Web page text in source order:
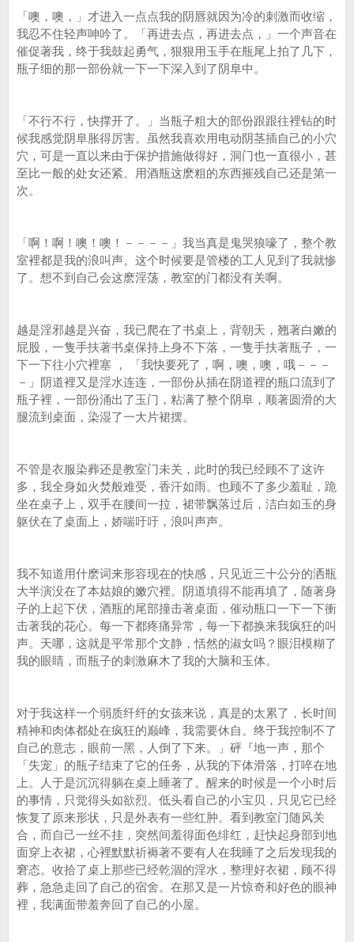
「噢，噢，」才进入一点点我的阴唇就因为冷的刺激而收缩，
我忍不住轻声呻吟了。「再进去点，再进去点，」一个声音在
催促著我，终于我鼓起勇气，狠狠用玉手在瓶尾上拍了几下，
瓶子细的那一部份就一下一下深入到了阴阜中。
「不行不行，快撑开了。」当瓶子粗大的部份跟跟往裡钻的时
候我感觉阴阜胀得厉害。虽然我喜欢用电动阴茎插自己的小穴
穴，可是一直以来由于保护措施做得好，洞门也一直很小，甚
至比一般的处女还紧。用酒瓶这麽粗的东西摧残自己还是第一
次。
「啊！啊！噢！噢！－－－－」我当真是鬼哭狼嚎了，整个教
室裡都是我的浪叫声。这个时候要是管楼的工人见到了我就惨
了。想不到自己会这麽淫荡，教室的门都没有关啊。
越是淫邪越是兴奋，我已爬在了书桌上，背朝天，翘著白嫩的
屁股，一隻手扶著书桌保持上身不下落，一隻手扶著瓶子，一
下一下往小穴裡塞 ， 「我快要死了，啊，噢，噢，哦－－－
－」阴道裡又是淫水连连，一部份从插在阴道裡的瓶口流到了
瓶子裡，一部份涌出了玉门，粘满了整个阴阜，顺著圆滑的大
腿流到桌面，染湿了一大片裙摆。
不管是衣服染葬还是教室门未关，此时的我已经顾不了这许
多，我全身如火焚般难受，香汗如雨。也顾不了多少羞耻，跪
坐在桌子上，双手在腰间一拉，裙带飘落过后，洁白如玉的身
躯伏在了桌面上，娇喘吁吁，浪叫声声。
我不知道用什麽词来形容现在的快感，只见近三十公分的洒瓶
大半演没在了本姑娘的嫩穴裡。阴道填得不能再填了，随著身
子的上起下伏，酒瓶的尾部撞击著桌面，催动瓶口一下一下衝
击著我的花心。每一下都疼痛异常，每一下都换来我疯狂的叫
声。天哪，这就是平常那个文静，恬然的淑女吗？眼泪模糊了
我的眼睛，而瓶子的刺激麻木了我的大脑和玉体。
对于我这样一个弱质纤纤的女孩来说，真是的太累了，长时间
精神和肉体都处在疯狂的巅峰，我需要休自。终于我控制不了
自己的意志，眼前一黑，人倒了下来。」砰『地一声，那个
「失宠」的瓶子结束了它的任务，从我的下体滑落，打啐在地
上。人于是沉沉得躺在桌上睡著了。醒来的时候是一个小时后
的事情，只觉得头如欲烈。低头看自己的小宝贝，只见它已经
恢复了原来形状，只是外表有一些红肿。看到教室门随风关
合，而自己一丝不挂，突然间羞得面色绯红，赶快起身部到地
面穿上衣裙，心裡默默祈褥著不要有人在我睡了之后发现我的
窘态。收拾了桌上那些已经乾涸的淫水，整理好衣裙，顾不得
葬，急急走回了自己的宿舍。在那又是一片惊奇和好色的眼神
裡，我满面带羞奔回了自己的小屋。